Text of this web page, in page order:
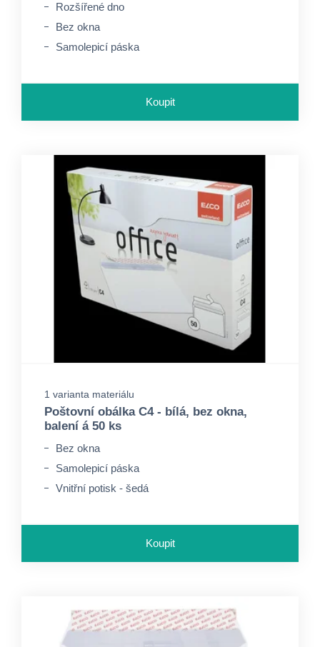
Rozšířené dno
Bez okna
Samolepicí páska
Koupit
1 varianta materiálu
Poštovní obálka C4 - bílá, bez okna,
balení á 50 ks
Bez okna
Samolepicí páska
Vnitřní potisk - šedá
Koupit